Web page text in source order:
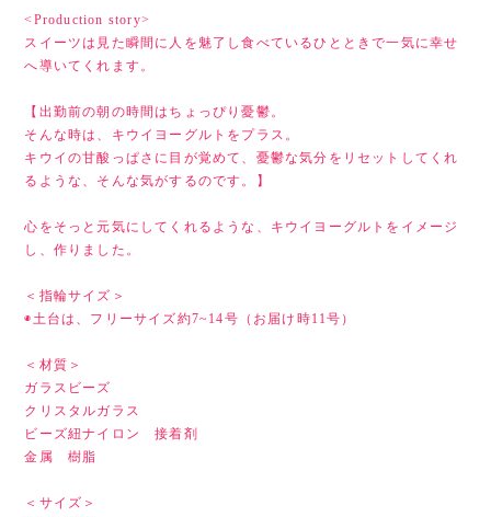
<Production story>
スイーツは見た瞬間に人を魅了し食べているひとときで一気に幸せ
へ導いてくれます。
【出勤前の朝の時間はちょっぴり憂鬱。
そんな時は、キウイヨーグルトをプラス。
キウイの甘酸っぱさに目が覚めて、憂鬱な気分をリセットしてくれ
るような、そんな気がするのです。】
心をそっと元気にしてくれるような、キウイヨーグルトをイメージ
し、作りました。
＜指輪サイズ＞
◉土台は、フリーサイズ約7~14号（お届け時11号）
＜材質＞
ガラスビーズ
クリスタルガラス
ビーズ紐ナイロン 接着剤
金属 樹脂
＜サイズ＞